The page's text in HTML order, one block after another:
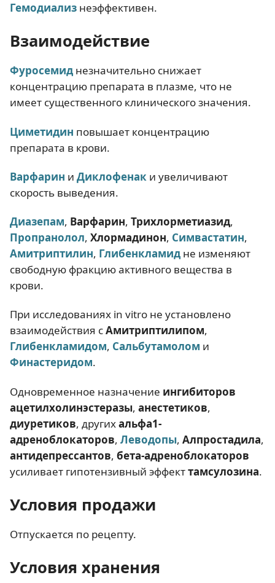
Гемодиализ неэффективен.
Взаимодействие
Фуросемид незначительно снижает
концентрацию препарата в плазме, что не
имеет существенного клинического значения.
Циметидин повышает концентрацию
препарата в крови.
Варфарин и Диклофенак и увеличивают
скорость выведения.
Диазепам, Варфарин, Трихлорметиазид,
Пропранолол, Хлормадинон, Симвастатин,
Амитриптилин, Глибенкламид не изменяют
свободную фракцию активного вещества в
крови.
При исследованиях in vitro не установлено
взаимодействия сАмитриптилипом,
Глибенкламидом, Сальбутамолом и
Финастеридом.
Одновременное назначение ингибиторов
ацетилхолинэстеразы, анестетиков,
диуретиков, другихальфа1-
адреноблокаторов, Леводопы, Алпростадила,
антидепрессантов, бета-адреноблокаторов
усиливает гипотензивный эффекттамсулозина.
Условия продажи
Отпускается по рецепту.
Условия хранения